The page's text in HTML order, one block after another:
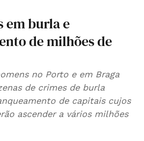
em burla e
de milhões de
no Porto e em Braga
de crimes de burla
de capitais cujos
ascender a vários milhões